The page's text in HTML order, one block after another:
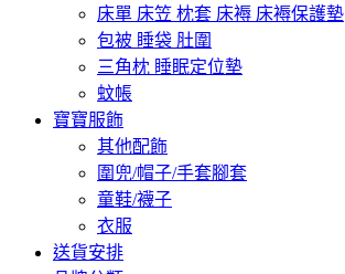
床單 床笠 枕套 床褥 床褥保護墊
包被 睡袋 肚圍
三角枕 睡眠定位墊
蚊帳
寶寶服飾
其他配飾
圍兜/帽子/手套腳套
童鞋/襪子
衣服
送貨安排